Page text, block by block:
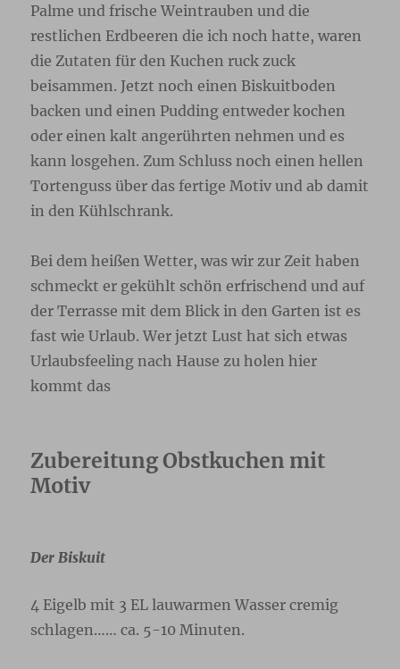
Palme und frische Weintrauben und die
restlichen Erdbeeren die ich noch hatte, waren
die Zutaten für den Kuchen ruck zuck
beisammen. Jetzt noch einen Biskuitboden
backen und einen Pudding entweder kochen
oder einen kalt angerührten nehmen und es
kann losgehen. Zum Schluss noch einen hellen
Tortenguss über das fertige Motiv und ab damit
in den Kühlschrank.
Bei dem heißen Wetter, was wir zur Zeit haben
schmeckt er gekühlt schön erfrischend und auf
der Terrasse mit dem Blick in den Garten ist es
fast wie Urlaub. Wer jetzt Lust hat sich etwas
Urlaubsfeeling nach Hause zu holen hier
kommt das
Zubereitung Obstkuchen mit
Motiv
Der Biskuit
4 Eigelb mit 3 EL lauwarmen Wasser cremig
schlagen…… ca. 5-10 Minuten.